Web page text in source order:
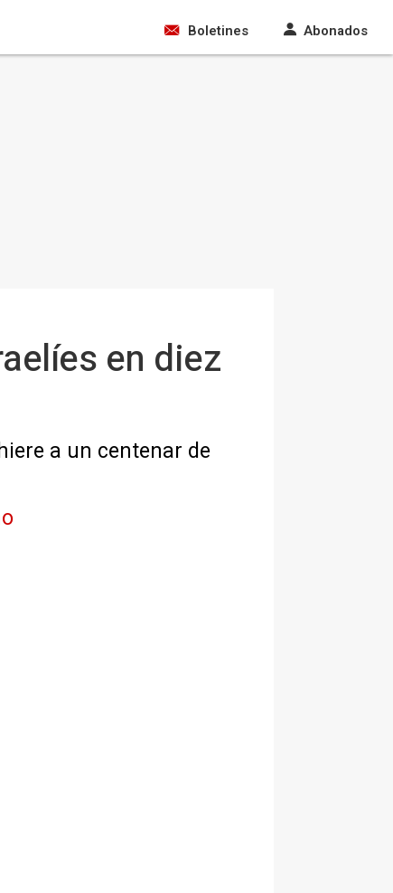
Boletines Abonados
en diez
a un centenar de